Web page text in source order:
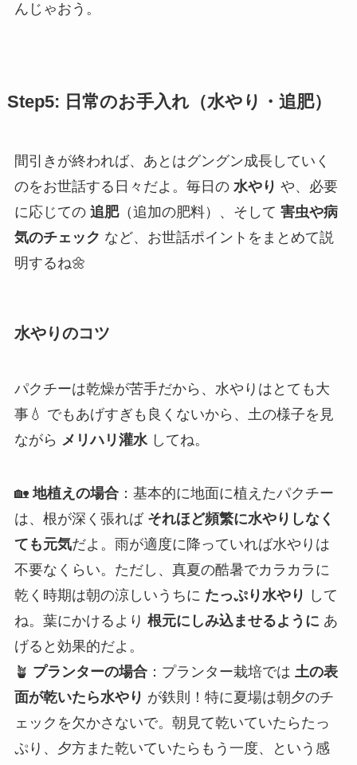
んじゃおう。
Step5: 日常のお手入れ（水やり・追肥）
間引きが終われば、あとはグングン成長していく
のをお世話する日々だよ。毎日の 水やり や、必要
に応じての 追肥（追加の肥料）、そして 害虫や病
気のチェック など、お世話ポイントをまとめて説
明するね🌼
水やりのコツ
パクチーは乾燥が苦手だから、水やりはとても大
事💧 でもあげすぎも良くないから、土の様子を見
ながら メリハリ灌水してね。
🏡地植えの場合：基本的に地面に植えたパクチー
は、根が深く張れば それほど頻繁に水やりしなく
ても元気だよ。雨が適度に降っていれば水やりは
不要なくらい。ただし、真夏の酷暑でカラカラに
乾く時期は朝の涼しいうちに たっぷり水やり して
ね。葉にかけるより 根元にしみ込ませるように あ
げると効果的だよ。
🪴 プランターの場合：プランター栽培では 土の表
面が乾いたら水やり が鉄則！特に夏場は朝夕のチ
ェックを欠かさないで。朝見て乾いていたらたっ
ぷり、夕方また乾いていたらもう一度、という感